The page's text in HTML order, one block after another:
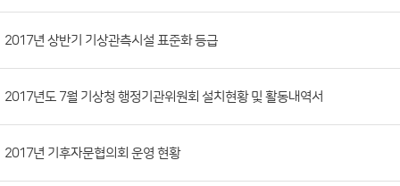
목
록
류,
첨
부
2017년 상반기 기상관측시설 표준화 등급
2017년도 7월 기상청 행정기관위원회 설치현황 및 활동내역서
2017년 기후자문협의회 운영 현황